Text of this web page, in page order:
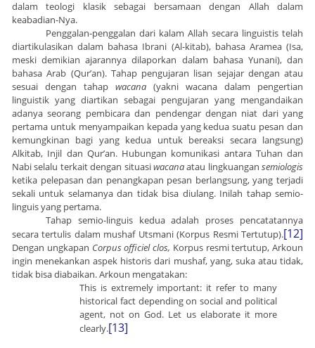
dalam teologi klasik sebagai bersamaan dengan Allah dalam
keabadian-Nya.
Penggalan-penggalan dari kalam Allah secara linguistis telah
diartikulasikan dalam bahasa Ibrani (Al-kitab), bahasa Aramea (Isa,
meski demikian ajarannya dilaporkan dalam bahasa Yunani), dan
bahasa Arab (Qur’an). Tahap pengujaran lisan sejajar dengan atau
sesuai dengan tahap wacana (yakni wacana dalam pengertian
linguistik yang diartikan sebagai pengujaran yang mengandaikan
adanya seorang pembicara dan pendengar dengan niat dari yang
pertama untuk menyampaikan kepada yang kedua suatu pesan dan
kemungkinan bagi yang kedua untuk bereaksi secara langsung)
Alkitab, Injil dan Qur’an. Hubungan komunikasi antara Tuhan dan
Nabi selalu terkait dengan situasiwacanaatau lingkuangan semiologis
ketika pelepasan dan penangkapan pesan berlangsung, yang terjadi
sekali untuk selamanya dan tidak bisa diulang. Inilah tahap semio-
linguis yang pertama.
Tahap semio-linguis kedua adalah proses pencatatannya
secara tertulis dalam mushaf Utsmani (Korpus Resmi Tertutup).[12]
Dengan ungkapan Corpus officiel clos, Korpus resmi tertutup, Arkoun
ingin menekankan aspek historis dari mushaf, yang, suka atau tidak,
tidak bisa diabaikan. Arkoun mengatakan:
This is extremely important: it refer to many
historical fact depending on social and political
agent, not on God. Let us elaborate it more
clearly.[13]